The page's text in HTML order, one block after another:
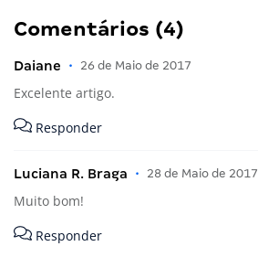
Comentários (4)
Daiane • 26 de Maio de 2017
Excelente artigo.
Responder
Luciana R. Braga • 28 de Maio de 2017
Muito bom!
Responder